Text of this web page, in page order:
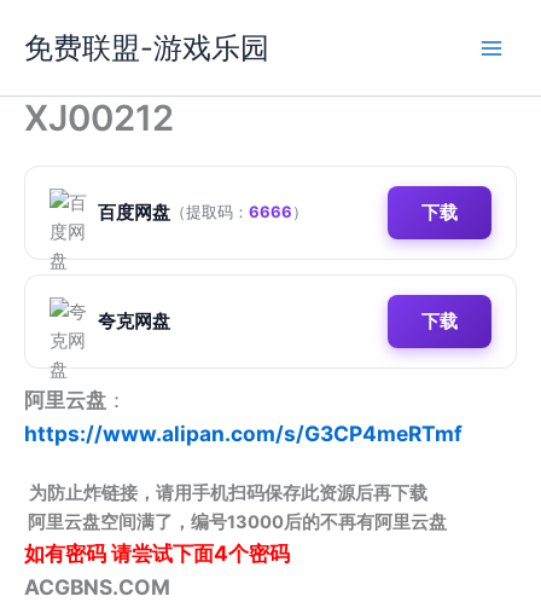
容
免费联盟-游戏乐园
XJ00212
百度网盘 （提取码： 6666） 下载
夸克网盘 下载
阿里云盘 ：
https://www.alipan.com/s/G3CP4meRTmf
为防止炸链接，请用手机扫码保存此资源后再下载
阿里云盘空间满了，编号13000后的不再有阿里云盘
如有密码请尝试下面4个密码
ACGBNS.COM